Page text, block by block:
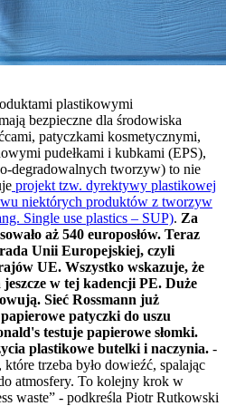
plastikowymi
bezpieczne dla środowiska
patyczkami kosmetycznymi,
pudełkami i kubkami (EPS),
degradowalnych tworzyw) to nie
projekt tzw. dyrektywy plastikowej
niektórych produktów z tworzyw
Single use plastics – SUP). Za
aż 540 europosłów. Teraz
Unii Europejskiej, czyli
UE. Wszystko wskazuje, że
w tej kadencji PE. Duże
Sieć Rossmann już
patyczki do uszu
testuje papierowe słomki.
plastikowe butelki i naczynia. -
trzeba było dowieźć, spalając
atmosfery. To kolejny krok w
waste” - podkreśla Piotr Rutkowski